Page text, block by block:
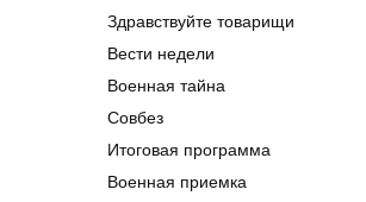
Здравствуйте товарищи
Вести недели
Военная тайна
Совбез
Итоговая программа
Военная приемка